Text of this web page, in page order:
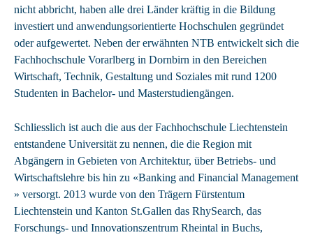
nicht abbricht, haben alle drei Länder kräftig in die Bildung
investiert und anwendungsorientierte Hochschulen gegründet
oder aufgewertet. Neben der erwähnten NTB entwickelt sich die
Fachhochschule Vorarlberg in Dornbirn in den Bereichen
Wirtschaft, Technik, Gestaltung und Soziales mit rund 1200
Studenten in Bachelor- und Masterstudiengängen.
Schliesslich ist auch die aus der Fachhochschule Liechtenstein
entstandene Universität zu nennen, die die Region mit
Abgängern in Gebieten von Architektur, über Betriebs- und
Wirtschaftslehre bis hin zu «Banking and Financial Management
» versorgt. 2013 wurde von den Trägern Fürstentum
Liechtenstein und Kanton St.Gallen das RhySearch, das
Forschungs- und Innovationszentrum Rheintal in Buchs,